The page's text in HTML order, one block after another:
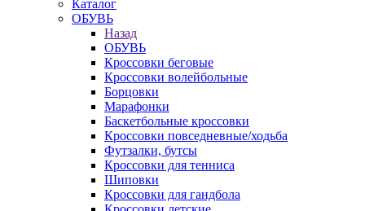
Каталог
ОБУВЬ
Назад
ОБУВЬ
Кроссовки беговые
Кроссовки волейбольные
Борцовки
Марафонки
Баскетбольные кроссовки
Кроссовки повседневные/ходьба
Футзалки, бутсы
Кроссовки для тенниса
Шиповки
Кроссовки для гандбола